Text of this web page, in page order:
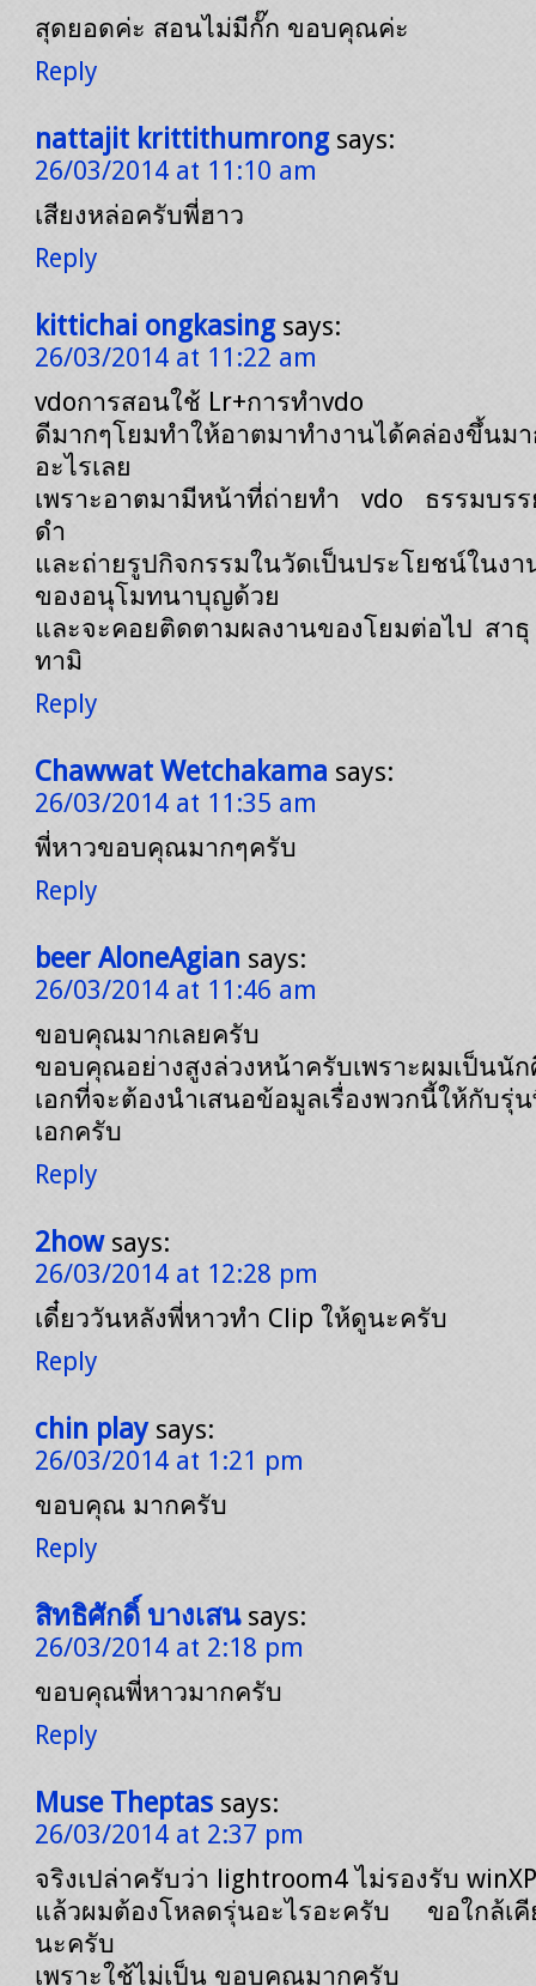
สุดยอดค่ะ สอนไม่มีกั๊ก ขอบคุณค่ะ
Reply
nattajit krittithumrong says:
26/03/2014 at 11:10 am
เสียงหล่อครับพี่ฮาว
Reply
kittichai ongkasing says:
26/03/2014 at 11:22 am
vdoการสอนใช้ Lr+การทำvdo
ดีมากๆโยมทำให้อาตมาทำงานได้คล่องขึ้นม
อะไรเลย
เพราะอาตมามีหน้าที่ถ่ายทำ vdo ธรรมบร
ดำ
และถ่ายรูปกิจกรรมในวัดเป็นประโยชน์ในง
ของอนุโมทนาบุญด้วย
และจะคอยติดตามผลงานของโยมต่อไป สา
ทามิ
Reply
Chawwat Wetchakama says:
26/03/2014 at 11:35 am
พี่หาวขอบคุณมากๆครับ
Reply
beer AloneAgian says:
26/03/2014 at 11:46 am
ขอบคุณมากเลยครับ
ขอบคุณอย่างสูงล่วงหน้าครับเพราะผมเป็นนั
เอกที่จะต้องนำเสนอข้อมูลเรื่องพวกนี้ให้กับรุ่
เอกครับ
Reply
2how says:
26/03/2014 at 12:28 pm
เดี๋ยววันหลังพี่หาวทำ Clip ให้ดูนะครับ
Reply
chin play says:
26/03/2014 at 1:21 pm
ขอบคุณ มากครับ
Reply
สิทธิศักดิ์ บางเสน says:
26/03/2014 at 2:18 pm
ขอบคุณพี่หาวมากครับ
Reply
Muse Theptas says:
26/03/2014 at 2:37 pm
จริงเปล่าครับว่า lightroom4 ไม่รองรับ
แล้วผมต้องโหลดรุ่นอะไรอะครับ ขอใกล้เ
นะครับ
เพราะใช้ไม่เป็น ขอบคุณมากครับ